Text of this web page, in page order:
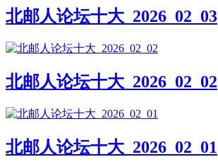
北邮人论坛十大_2026_02_03
北邮人论坛十大_2026_02_02
北邮人论坛十大_2026_02_01